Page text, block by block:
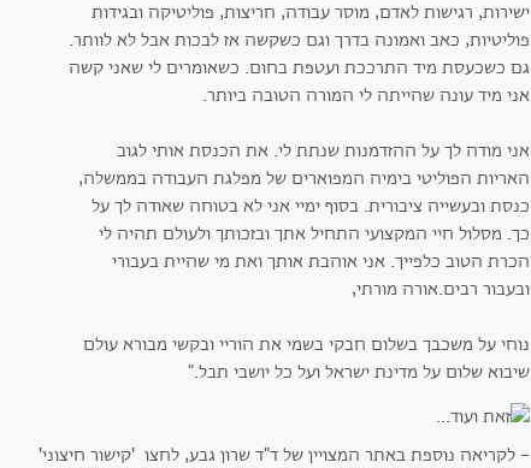
ישירות, רגישות לאדם, מוסר עבודה, חריצות, פוליטיקה ובגידות
פוליטיות, כאב ואמונה בדרך וגם כשקשה אז לבכות אבל לא לוותר.
גם כשכעסת מיד התרככת ועטפת בחום. כשאומרים לי שאני קשה
אני מיד עונה שהייתה לי המורה הטובה ביותר.
אני מודה לך על ההזדמנות שנתת לי. את הכנסת אותי לגוב
האריות הפוליטי בימיה המפוארים של מפלגת העבודה בממשלה,
כנסת ובעשייה ציבורית. בסוף ימיי אני לא בטוחה שאודה לך על
כך. מסלול חיי המקצועי התחיל אתך ובזכותך ולעולם תהיה לי
הכרת הטוב כלפייך. אני אוהבת אותך ואת מי שהיית בעבורי
ובעבור רבים.אורה מורתי,
נוחי על משכבך בשלום חבקי בשמי את הוריי ובקשי מבורא עולם
שיבוא שלום על מדינת ישראל ועל כל יושבי תבל."
- לקריאה נוספת באתר המצויין של ד"ד שרון גבע, לחצו 'קישור חיצוני'